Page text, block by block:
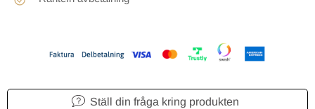
Ställ din fråga kring produkten